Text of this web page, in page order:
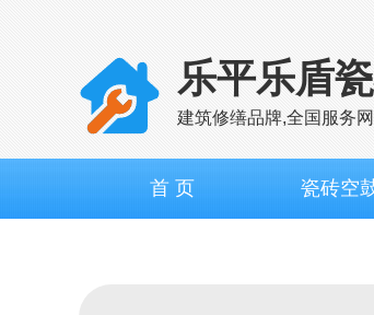
乐平乐盾
建筑修缮品牌,全国服务
首 页 瓷砖空